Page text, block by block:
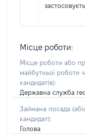
Місце роботи:
Місце роботи або
майбутньої роботи
кандидатів):
Державна служба
Займана посада
кандидат):
Голова